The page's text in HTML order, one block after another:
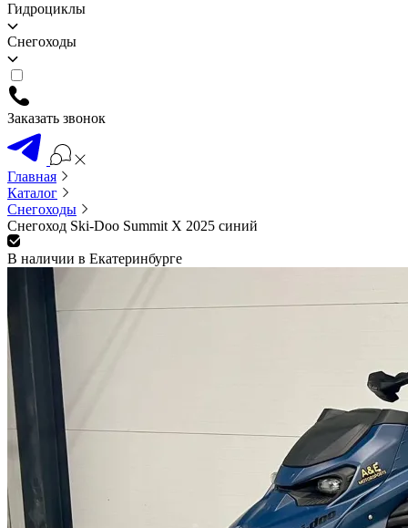
Гидроциклы
Снегоходы
Заказать звонок
Главная
Каталог
Снегоходы
Снегоход Ski-Doo Summit X 2025 синий
В наличии в Екатеринбурге